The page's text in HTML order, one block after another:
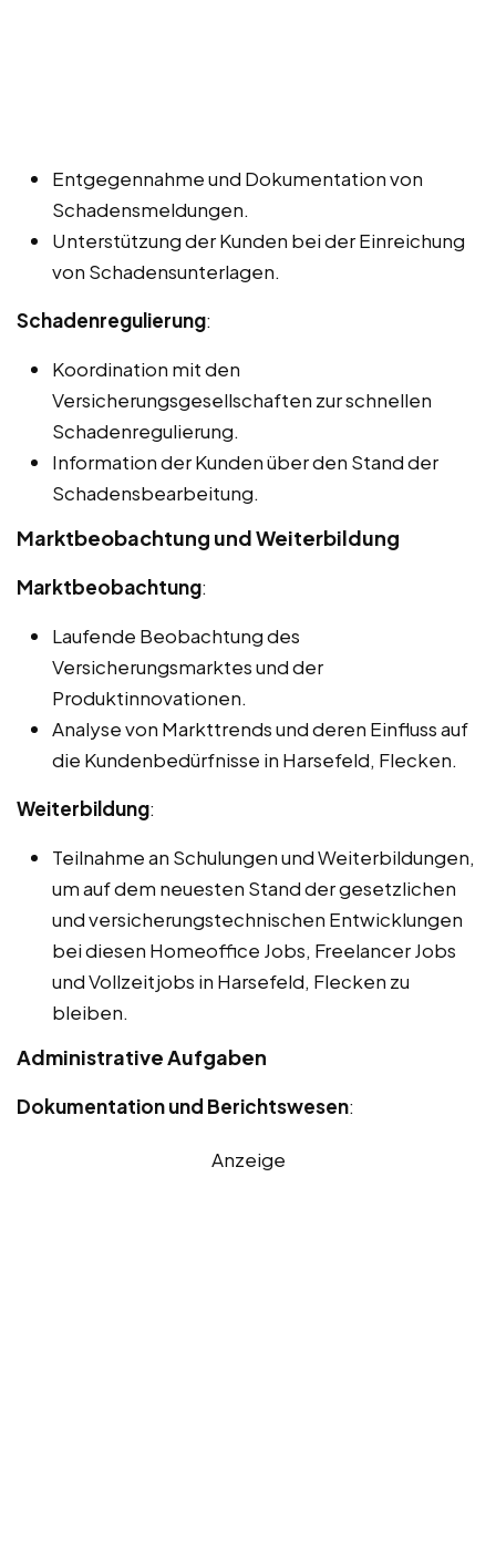
Entgegennahme und Dokumentation von
Schadensmeldungen.
Unterstützung der Kunden bei der Einreichung
von Schadensunterlagen.
Schadenregulierung:
Koordination mit den
Versicherungsgesellschaften zur schnellen
Schadenregulierung.
Information der Kunden über den Stand der
Schadensbearbeitung.
Marktbeobachtung und Weiterbildung
Marktbeobachtung:
Laufende Beobachtung des
Versicherungsmarktes und der
Produktinnovationen.
Analyse von Markttrends und deren Einfluss auf
die Kundenbedürfnisse in Harsefeld, Flecken.
Weiterbildung:
Teilnahme an Schulungen und Weiterbildungen,
um auf dem neuesten Stand der gesetzlichen
und versicherungstechnischen Entwicklungen
bei diesen Homeoffice Jobs, Freelancer Jobs
und Vollzeitjobs in Harsefeld, Flecken zu
bleiben.
Administrative Aufgaben
Dokumentation und Berichtswesen:
Anzeige